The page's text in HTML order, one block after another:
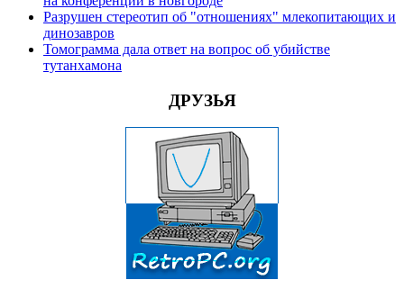
Разрушен стереотип об "отношениях" млекопитающих и
динозавров
Томограмма дала ответ на вопрос об убийстве
тутанхамона
ДРУЗЬЯ